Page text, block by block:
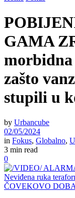
GAMA
zašto
stupili u
by Urbancube
02/05/2024
in Fokus, Globalno,
3 min read
0